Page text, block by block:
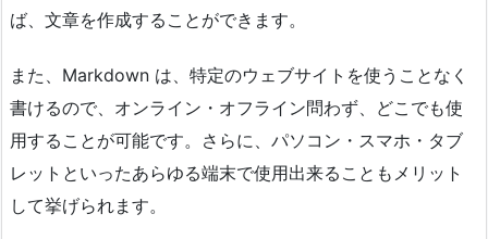
ば、文章を作成することができます。
また、Markdown は、特定のウェブサイトを使うことなく
書けるので、オンライン・オフライン問わず、どこでも使
用することが可能です。さらに、パソコン・スマホ・タブ
レットといったあらゆる端末で使用出来ることもメリット
して挙げられます。